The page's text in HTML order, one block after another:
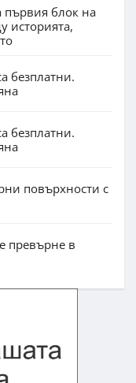
първия блок на
историята,
безплатни.
безплатни.
повърхности с
превърне в